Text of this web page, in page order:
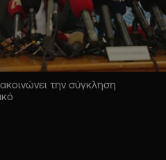
την σύγκληση